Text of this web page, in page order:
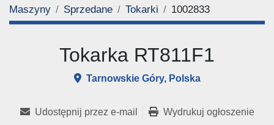
Maszyny Sprzedane Tokarki 1002833
Tokarka RT811F1
Tarnowskie Góry, Polska
Udostępnij przez e-mail Wydrukuj ogłoszenie